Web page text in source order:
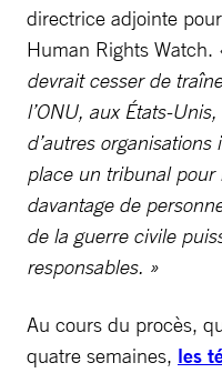
directrice adjointe
Human Rights Watch.
devrait cesser de
l’ONU, aux États-
d’autres
place un tribunal pour
davantage de
de la guerre civile
responsables. »
Au cours du procès,
quatre semaines, les